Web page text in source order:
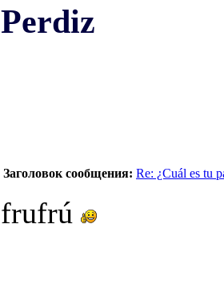
Perdiz
Заголовок сообщения: Re: ¿Cuál es tu
frufrú